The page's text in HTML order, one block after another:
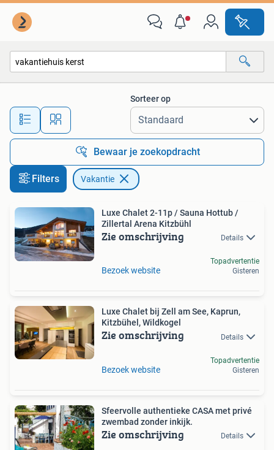
Alle afstanden…
Sorteer op
Bewaar je zoekopdracht
Filters Vakantie
Luxe Chalet 2-11p / Sauna Hottub /
Zillertal Arena Kitzbühl
Zie omschrijving Details
Bezoek website
Topadvertentie
Gisteren
Luxe Chalet bij Zell am See, Kaprun,
Kitzbühel, Wildkogel
Zie omschrijving Details
Bezoek website
Topadvertentie
Gisteren
Sfeervolle authentieke CASA met privé
zwembad zonder inkijk.
Zie omschrijving Details